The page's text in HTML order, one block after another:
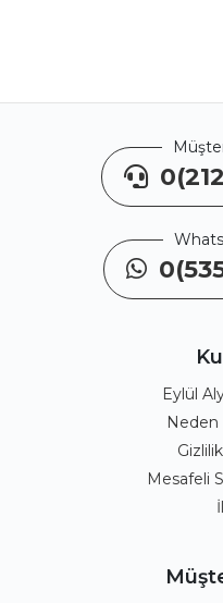
Eylül
Neden
Mesafeli